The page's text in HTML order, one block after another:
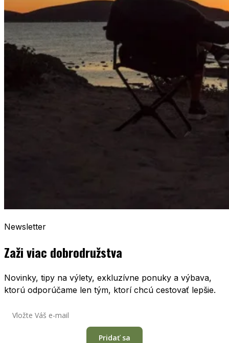
Newsletter
Zaži viac dobrodružstva
Novinky, tipy na výlety, exkluzívne ponuky a výbava,
ktorú odporúčame len tým, ktorí chcú cestovať lepšie.
Pridať sa